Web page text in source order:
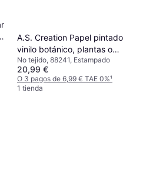
A.S. Creation Papel pintado
vinilo botánico, plantas o
floral vlies flores blanco
No tejido, 88241, Estampado
20,99 €
O 3 pagos de 6,99 € TAE 0%¹
1 tienda